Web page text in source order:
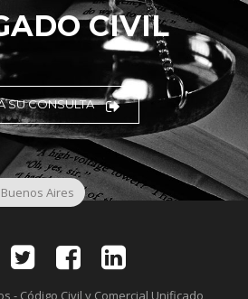
CIVIL
SU CONSULTA
- Código Civil y Comercial Unificado
Aires